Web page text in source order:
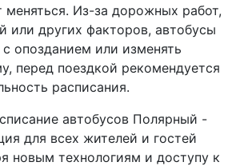
Из-за дорожных работ,
или других факторов, автобусы
опозданием или изменять
перед поездкой рекомендуется
расписания.
автобусов Полярный -
для всех жителей и гостей
новым технологиям и доступу к